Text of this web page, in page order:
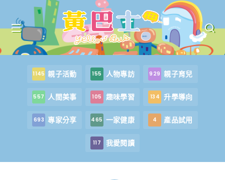
1145 親子活動 155 人物專訪 929 親子育兒
557 人間美事 105 趣味學習 134 升學導向
693 專家分享 465 一家健康 4 產品試用
117 我愛閱讀